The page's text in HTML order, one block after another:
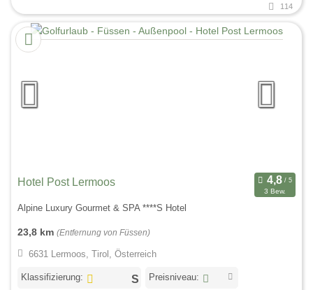
114
Hotel Post Lermoos
3 Bew.
Alpine Luxury Gourmet & SPA ****S Hotel
23,8 km (Entfernung von Füssen)
6631 Lermoos, Tirol, Österreich
Klassifizierung: Preisniveau: